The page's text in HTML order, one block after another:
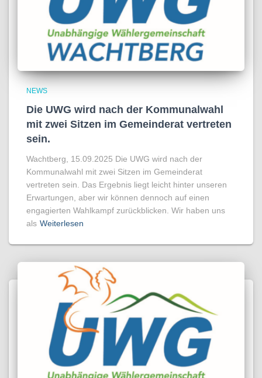
NEWS
Die UWG wird nach der Kommunalwahl
mit zwei Sitzen im Gemeinderat vertreten
sein.
Wachtberg, 15.09.2025 Die UWG wird nach der
Kommunalwahl mit zwei Sitzen im Gemeinderat
vertreten sein. Das Ergebnis liegt leicht hinter unseren
Erwartungen, aber wir können dennoch auf einen
engagierten Wahlkampf zurückblicken. Wir haben uns
als Weiterlesen